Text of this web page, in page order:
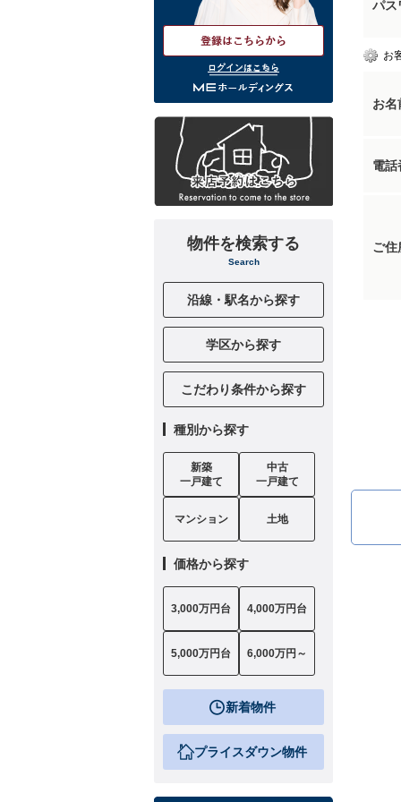
パス
お
お名
電話
ご住
ログインはこちら
物件を検索する
Search
沿線・駅名から探す
学区から探す
こだわり条件から探す
種別から探す
新築
一戸建て
中古
一戸建て
マンション 土地
価格から探す
3,000万円台 4,000万円台
5,000万円台 6,000万円～
新着物件
プライスダウン物件